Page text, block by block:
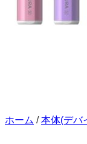
ホーム / 本体(デバ